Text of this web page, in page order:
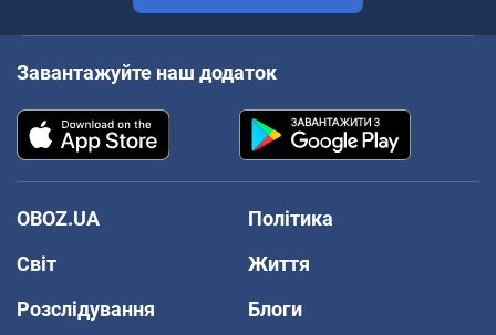
Завантажуйте наш додаток
OBOZ.UA
Політика
Світ
Життя
Розслідування
Блоги